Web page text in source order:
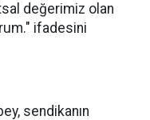
değerimiz olan
ifadesini
sendikanın